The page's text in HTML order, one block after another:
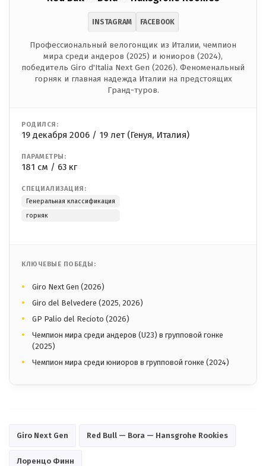
INSTAGRAM FACEBOOK
Профессиональный велогонщик из Италии, чемпион
мира среди андеров (2025) и юниоров (2024),
победитель Giro d'Italia Next Gen (2026). Феноменальный
горняк и главная надежда Италии на предстоящих
Гранд-туров.
РОДИЛСЯ:
19 декабря 2006 / 19 лет (Генуя, Италия)
ПАРАМЕТРЫ:
181 см / 63 кг
СПЕЦИАЛИЗАЦИЯ:
Генеральная классификация
горняк
КЛЮЧЕВЫЕ ПОБЕДЫ:
Giro Next Gen (2026)
Giro del Belvedere (2025, 2026)
GP Palio del Recioto (2026)
Чемпион мира среди андеров (U23) в групповой гонке
(2025)
Чемпион мира среди юниоров в групповой гонке (2024)
Giro Next Gen Red Bull — Bora — Hansgrohe Rookies
Лоренцо Финн